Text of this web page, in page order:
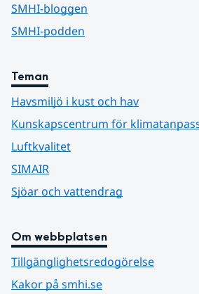
SMHI-bloggen
SMHI-podden
Teman
Havsmiljö i kust och hav
Kunskapscentrum för
Luftkvalitet
SIMAIR
Sjöar och vattendrag
Om webbplatsen
Tillgänglighetsredogörelse
Kakor på smhi.se